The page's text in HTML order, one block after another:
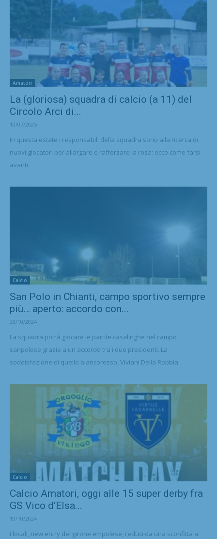
Amatori
La (gloriosa) squadra di calcio (a 11) del
Circolo Arci di...
10/07/2025
In questa estate i responsabili della squadra sono alla ricerca di
nuovi giocatori per allargare e rafforzare la rosa: ecco come farsi
avanti
Calcio
San Polo in Chianti, campo sportivo sempre
più… aperto: accordo con...
28/10/2024
La squadra potrà giocare le partite casalinghe nel campo
sanpolese grazie a un accordo tra i due presidenti. La
soddisfazione di quello biancorosso, Viviani Della Robbia
Calcio
Calcio Amatori, oggi alle 15 super derby fra
GS Vico d’Elsa...
19/10/2024
I locali, new entry del girone empolese, reduci da una sconfitta a